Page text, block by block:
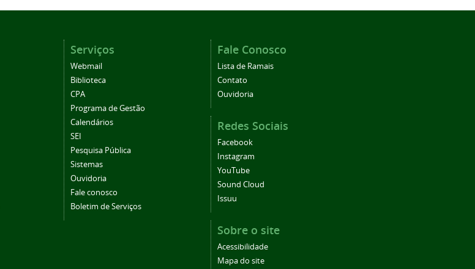
Serviços
Webmail
Biblioteca
CPA
Programa de Gestão
Calendários
SEI
Pesquisa Pública
Sistemas
Ouvidoria
Fale conosco
Boletim de Serviços
Fale Conosco
Lista de Ramais
Contato
Ouvidoria
Redes Sociais
Facebook
Instagram
YouTube
Sound Cloud
Issuu
Sobre o site
Acessibilidade
Mapa do site